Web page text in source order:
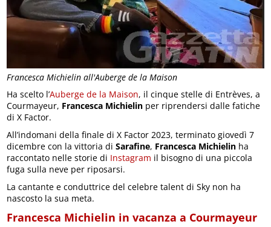
Francesca Michielin all'Auberge de la Maison
Ha scelto l’Auberge de la Maison, il cinque stelle di Entrèves, a
Courmayeur, Francesca Michielin per riprendersi dalle fatiche
di X Factor.
All’indomani della finale di X Factor 2023, terminato giovedì 7
dicembre con la vittoria diSarafine, Francesca Michielin ha
raccontato nelle storie di Instagram il bisogno di una piccola
fuga sulla neve per riposarsi.
La cantante e conduttrice del celebre talent di Sky non ha
nascosto la sua meta.
Francesca Michielin in vacanza a Courmayeur